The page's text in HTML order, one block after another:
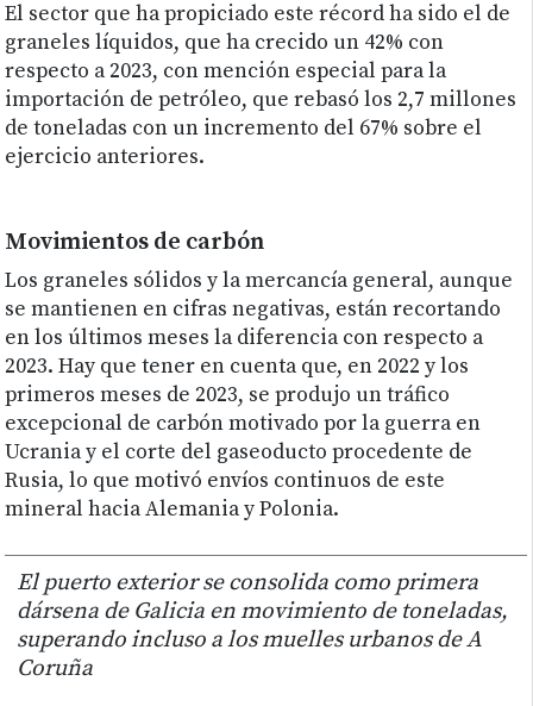
El sector que ha propiciado este récord ha sido el de
graneles líquidos, que ha crecido un 42% con
respecto a 2023, con mención especial para la
importación de petróleo, que rebasó los 2,7 millones
de toneladas con un incremento del 67% sobre el
ejercicio anteriores.
Movimientos de carbón
Los graneles sólidos y la mercancía general, aunque
se mantienen en cifras negativas, están recortando
en los últimos meses la diferencia con respecto a
2023. Hay que tener en cuenta que, en 2022 y los
primeros meses de 2023, se produjo un tráfico
excepcional de carbón motivado por la guerra en
Ucrania y el corte del gaseoducto procedente de
Rusia, lo que motivó envíos continuos de este
mineral hacia Alemania y Polonia.
El puerto exterior se consolida como primera
dársena de Galicia en movimiento de toneladas,
superando incluso a los muelles urbanos de A
Coruña